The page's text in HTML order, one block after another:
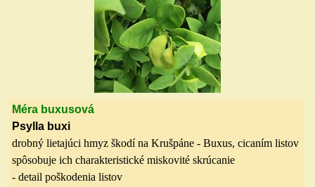
Méra buxusová
Psylla buxi
drobný lietajúci hmyz škodí na Krušpáne - Buxus, cicaním listov
spôsobuje ich charakteristické miskovité skrúcanie
- detail poškodenia listov